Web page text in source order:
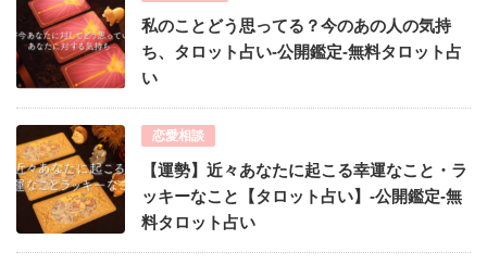
私のことどう思ってる？今のあの人の気持
ち、タロット占い-公開鑑定-無料タロット占
い
恋愛相談
【運勢】近々あなたに起こる幸運なこと・ラ
ッキーなこと【タロット占い】-公開鑑定-無
料タロット占い